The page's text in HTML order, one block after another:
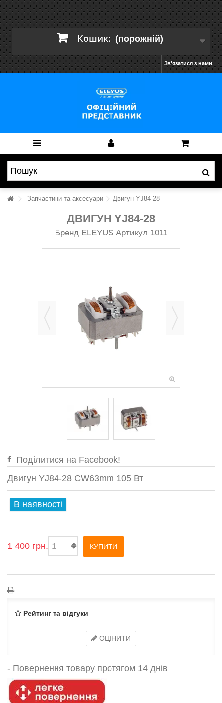
Кошик: (порожній)
Зв'язатися з нами
Запчастини та аксесуари Двигун YJ84-28
ДВИГУН YJ84-28
Бренд ELEYUS Артикул 1011
Поділитися на Facebook!
Двигун YJ84-28 CW63mm 105 Вт
В наявності
1 400 грн. КУПИТИ
Рейтинг та відгуки
ОЦІНИТИ
- Повернення товару протягом 14 днів